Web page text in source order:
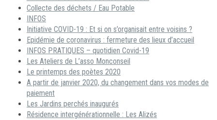
Collecte des déchets / Eau Potable
INFOS
Initiative COVID-19 : Et si on s’organisait entre voisins ?
Epidémie de coronavirus : fermeture des lieux d’accueil
INFOS PRATIQUES – quotidien Covid-19
Les Ateliers de L’asso Monconseil
Le printemps des poètes 2020
A partir de janvier 2020, du changement dans vos modes de
paiement
Les Jardins perchés inaugurés
Résidence intergénérationnelle : Les Alizés